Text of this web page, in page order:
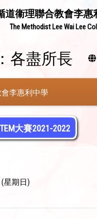
道衞理聯合教會李惠
The Methodist Lee Wai Lee
各盡所長
李惠利中學
大賽2021-2022
(星期日)